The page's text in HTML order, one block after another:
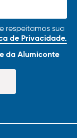
respeitamos sua
de Privacidade.
da Alumiconte